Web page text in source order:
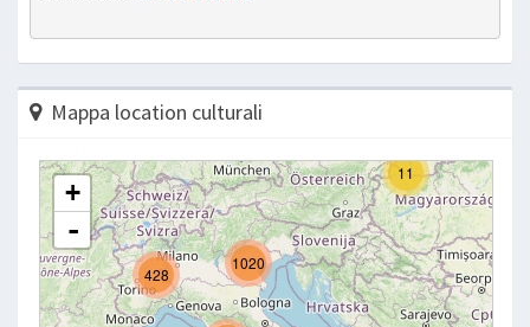
Mappa location culturali